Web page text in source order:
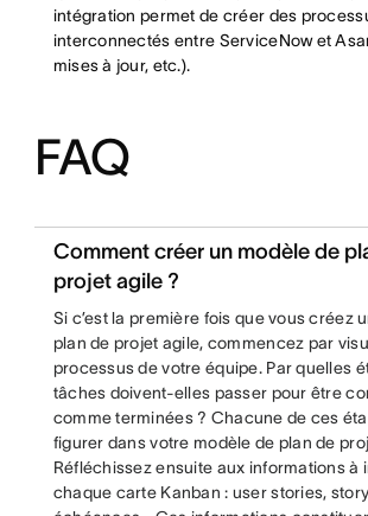
intégration permet de créer des
interconnectés entre ServiceNow et
mises à jour, etc.).
FAQ
Comment créer un modèle de
projet agile ?
Si c’est la première fois que vous créez
plan de projet agile, commencez par
processus de votre équipe. Par quelles
tâches doivent-elles passer pour être
comme terminées ? Chacune de ces
figurer dans votre modèle de plan de
Réfléchissez ensuite aux informations à
chaque carte Kanban : user stories,